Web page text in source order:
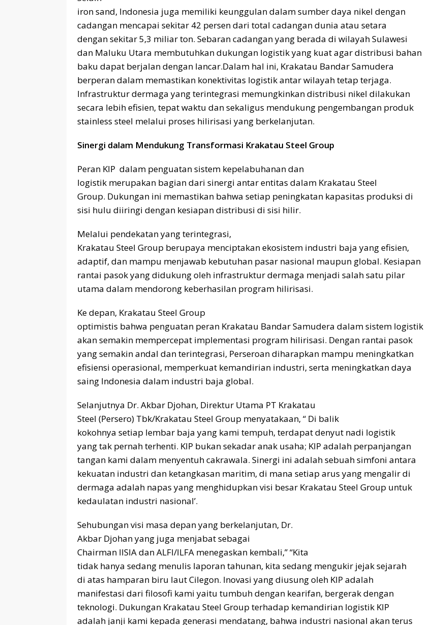
iron sand, Indonesia juga memiliki keunggulan dalam sumber daya nikel dengan
cadangan mencapai sekitar 42 persen dari total cadangan dunia atau setara
dengan sekitar 5,3 miliar ton. Sebaran cadangan yang berada di wilayah Sulawesi
dan Maluku Utara membutuhkan dukungan logistik yang kuat agar distribusi bahan
baku dapat berjalan dengan lancar.Dalam hal ini, Krakatau Bandar Samudera
berperan dalam memastikan konektivitas logistik antar wilayah tetap terjaga.
Infrastruktur dermaga yang terintegrasi memungkinkan distribusi nikel dilakukan
secara lebih efisien, tepat waktu dan sekaligus mendukung pengembangan produk
stainless steel melalui proses hilirisasi yang berkelanjutan.
Sinergi dalam Mendukung Transformasi Krakatau Steel Group
Peran KIP dalam penguatan sistem kepelabuhanan dan
logistik merupakan bagian dari sinergi antar entitas dalam Krakatau Steel
Group. Dukungan ini memastikan bahwa setiap peningkatan kapasitas produksi di
sisi hulu diiringi dengan kesiapan distribusi di sisi hilir.
Melalui pendekatan yang terintegrasi,
Krakatau Steel Group berupaya menciptakan ekosistem industri baja yang efisien,
adaptif, dan mampu menjawab kebutuhan pasar nasional maupun global. Kesiapan
rantai pasok yang didukung oleh infrastruktur dermaga menjadi salah satu pilar
utama dalam mendorong keberhasilan program hilirisasi.
Ke depan, Krakatau Steel Group
optimistis bahwa penguatan peran Krakatau Bandar Samudera dalam sistem logistik
akan semakin mempercepat implementasi program hilirisasi. Dengan rantai pasok
yang semakin andal dan terintegrasi, Perseroan diharapkan mampu meningkatkan
efisiensi operasional, memperkuat kemandirian industri, serta meningkatkan daya
saing Indonesia dalam industri baja global.
Selanjutnya Dr. Akbar Djohan, Direktur Utama PT Krakatau
Steel (Persero) Tbk/Krakatau Steel Group menyatakaan, “ Di balik
kokohnya setiap lembar baja yang kami tempuh, terdapat denyut nadi logistik
yang tak pernah terhenti. KIP bukan sekadar anak usaha; KIP adalah perpanjangan
tangan kami dalam menyentuh cakrawala. Sinergi ini adalah sebuah simfoni antara
kekuatan industri dan ketangkasan maritim, di mana setiap arus yang mengalir di
dermaga adalah napas yang menghidupkan visi besar Krakatau Steel Group untuk
kedaulatan industri nasional’.
Sehubungan visi masa depan yang berkelanjutan, Dr.
Akbar Djohan yang juga menjabat sebagai
Chairman IISIA dan ALFI/ILFA menegaskan kembali,” “Kita
tidak hanya sedang menulis laporan tahunan, kita sedang mengukir jejak sejarah
di atas hamparan biru laut Cilegon. Inovasi yang diusung oleh KIP adalah
manifestasi dari filosofi kami yaitu tumbuh dengan kearifan, bergerak dengan
teknologi. Dukungan Krakatau Steel Group terhadap kemandirian logistik KIP
adalah janji kami kepada generasi mendatang, bahwa industri nasional akan terus